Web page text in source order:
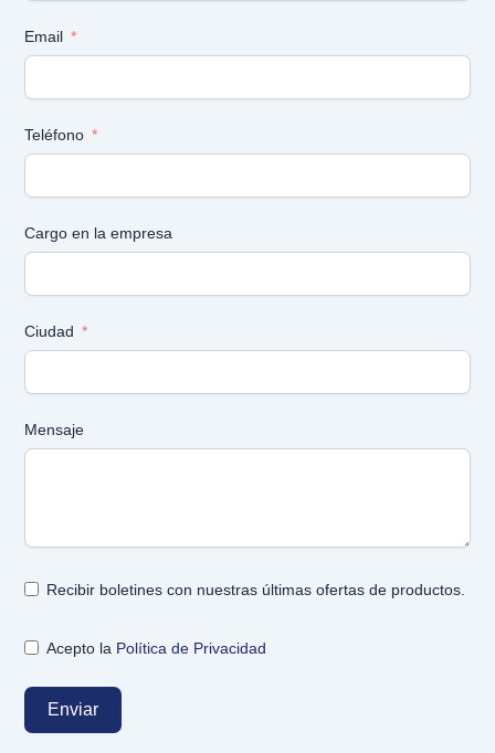
Email
Teléfono
Cargo en la empresa
Ciudad
Mensaje
Recibir boletines con nuestras últimas ofertas de productos.
Acepto la Política de Privacidad
Enviar